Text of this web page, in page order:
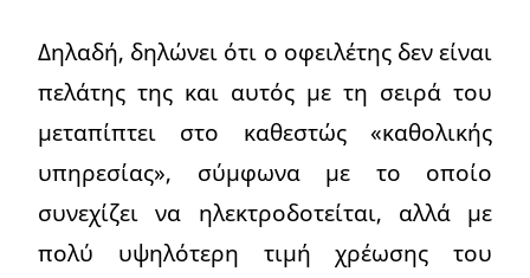
Δηλαδή, δηλώνει ότι ο οφειλέτης δεν είναι
πελάτης της και αυτός με τη σειρά του
μεταπίπτει στο καθεστώς «καθολικής
υπηρεσίας», σύμφωνα με το οποίο
συνεχίζει να ηλεκτροδοτείται, αλλά με
πολύ υψηλότερη τιμή χρέωσης του